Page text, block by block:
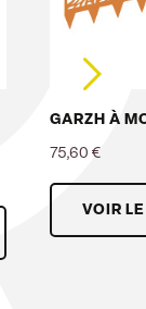
GARZH À
Prix
75,60 €
VOIR